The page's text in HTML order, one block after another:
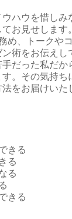
ハウを惜しみ
お見せします。
め、トークや
術をお伝えし
だった私だか
。その気持ち
をお届けいた
きる
る
る
きる